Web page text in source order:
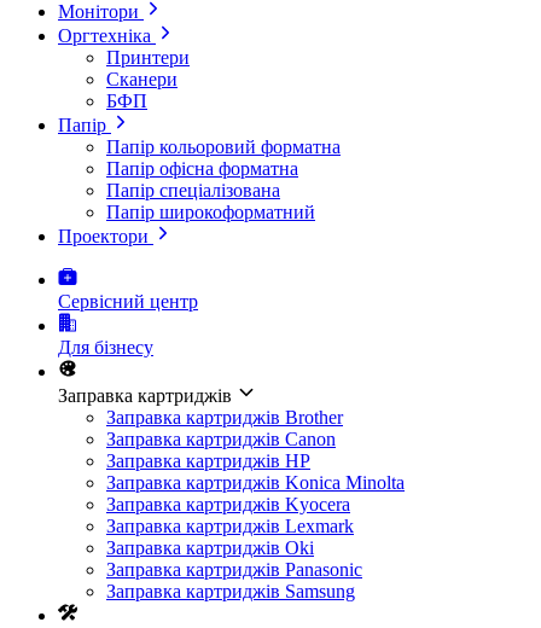
Монітори
Оргтехніка
Принтери
Сканери
БФП
Папір
Папір кольоровий форматна
Папір офісна форматна
Папір спеціалізована
Папір широкоформатний
Проектори
Сервісний центр
Для бізнесу
Заправка картриджів
Заправка картриджів Brother
Заправка картриджів Canon
Заправка картриджів HP
Заправка картриджів Konica Minolta
Заправка картриджів Kyocera
Заправка картриджів Lexmark
Заправка картриджів Oki
Заправка картриджів Panasonic
Заправка картриджів Samsung